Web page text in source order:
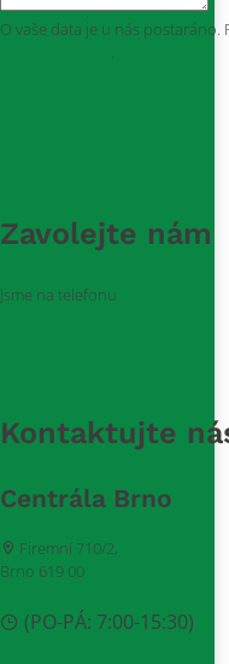
O vaše data je u nás
.
Zavolejte nám
Jsme na telefonu
Kontaktujte
Centrála Brno
Firemní 710/2,
Brno 619 00
(PO-PÁ: 7:00-15:30)